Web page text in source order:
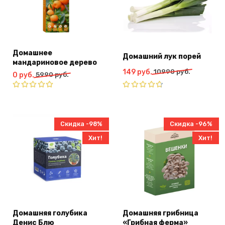
Домашнее
мандариновое дерево
5990руб.
Первоначальная
цена
0 руб.
Текущая
цена:
Домашний лук порей
10990руб.
Первоначальная
цена
149 руб.
Текущая
цена:
Скидка -98%
Хит!
Домашняя голубика
Денис Блю
Скидка -96%
Хит!
Домашняя грибница
«Грибная ферма»